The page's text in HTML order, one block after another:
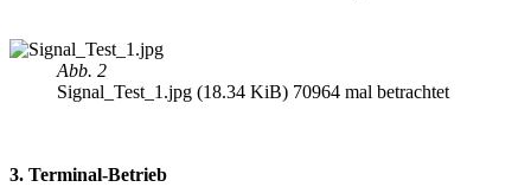
Abb. 2
Signal_Test_1.jpg (18.34 KiB) 70964 mal betrachtet
3. Terminal-Betrieb